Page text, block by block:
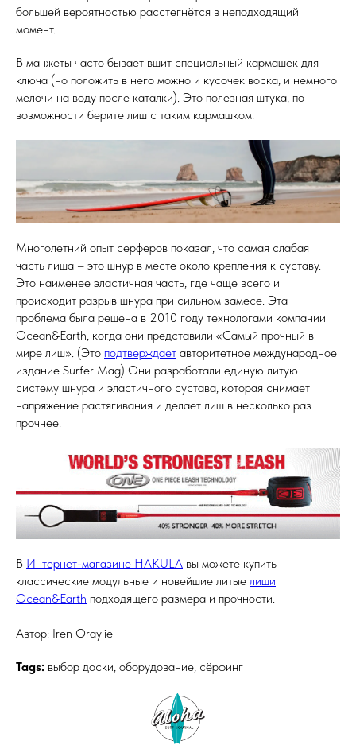
большей вероятностью расстегнётся в неподходящий
момент.
В манжеты часто бывает вшит специальный кармашек для
ключа (но положить в него можно и кусочек воска, и немного
мелочи на воду после каталки). Это полезная штука, по
возможности берите лиш с таким кармашком.
Многолетний опыт серферов показал, что самая слабая
часть лиша – это шнур в месте около крепления к суставу.
Это наименее эластичная часть, где чаще всего и
происходит разрыв шнура при сильном замесе. Эта
проблема была решена в 2010 году технологами компании
Ocean&Earth, когда они представили «Самый прочный в
мире лиш». (Это подтверждает авторитетное международное
издание Surfer Mag) Они разработали единую литую
систему шнура и эластичного сустава, которая снимает
напряжение растягивания и делает лиш в несколько раз
прочнее.
В Интернет-магазине HAKULA вы можете купить
классические модульные и новейшие литые лиши
Ocean&Earth подходящего размера и прочности.
Автор: Iren Oraylie
Tags: выбор доски, оборудование, cёрфинг